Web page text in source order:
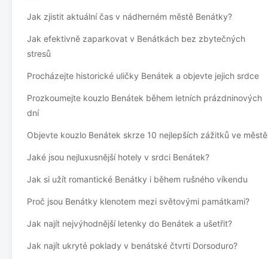
Jak zjistit aktuální čas v nádherném městě Benátky?
Jak efektivně zaparkovat v Benátkách bez zbytečných
stresů
Procházejte historické uličky Benátek a objevte jejich srdce
Prozkoumejte kouzlo Benátek během letních prázdninových
dní
Objevte kouzlo Benátek skrze 10 nejlepších zážitků ve městě
Jaké jsou nejluxusnější hotely v srdci Benátek?
Jak si užít romantické Benátky i během rušného víkendu
Proč jsou Benátky klenotem mezi světovými památkami?
Jak najít nejvýhodnější letenky do Benátek a ušetřit?
Jak najít ukryté poklady v benátské čtvrti Dorsoduro?